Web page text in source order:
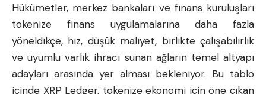
Hükümetler, merkez bankaları ve finans kuruluşları
tokenize finans uygulamalarına daha fazla
yöneldikçe, hız, düşük maliyet, birlikte çalışabilirlik
ve uyumlu varlık ihracı sunan ağların temel altyapı
adayları arasında yer alması bekleniyor. Bu tablo
içinde XRP Ledger, tokenize ekonomi için öne çıkan